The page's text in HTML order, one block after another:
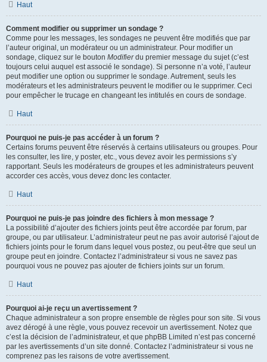
Haut
Comment modifier ou supprimer un sondage ?
Comme pour les messages, les sondages ne peuvent être modifiés que par
l’auteur original, un modérateur ou un administrateur. Pour modifier un
sondage, cliquez sur le bouton Modifierdu premier message du sujet (c’est
toujours celui auquel est associé le sondage). Si personne n’a voté, l’auteur
peut modifier une option ou supprimer le sondage. Autrement, seuls les
modérateurs et les administrateurs peuvent le modifier ou le supprimer. Ceci
pour empêcher le trucage en changeant les intitulés en cours de sondage.
Haut
Pourquoi ne puis-je pas accéder à un forum ?
Certains forums peuvent être réservés à certains utilisateurs ou groupes. Pour
les consulter, les lire, y poster, etc., vous devez avoir les permissions s’y
rapportant. Seuls les modérateurs de groupes et les administrateurs peuvent
accorder ces accès, vous devez donc les contacter.
Haut
Pourquoi ne puis-je pas joindre des fichiers à mon message ?
La possibilité d’ajouter des fichiers joints peut être accordée par forum, par
groupe, ou par utilisateur. L’administrateur peut ne pas avoir autorisé l’ajout de
fichiers joints pour le forum dans lequel vous postez, ou peut-être que seul un
groupe peut en joindre. Contactez l’administrateur si vous ne savez pas
pourquoi vous ne pouvez pas ajouter de fichiers joints sur un forum.
Haut
Pourquoi ai-je reçu un avertissement ?
Chaque administrateur a son propre ensemble de règles pour son site. Si vous
avez dérogé à une règle, vous pouvez recevoir un avertissement. Notez que
c’est la décision de l’administrateur, et que phpBB Limited n’est pas concerné
par les avertissements d’un site donné. Contactez l’administrateur si vous ne
comprenez pas les raisons de votre avertissement.